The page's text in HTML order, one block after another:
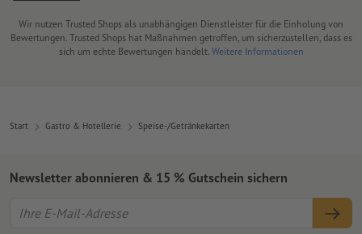
Wir nutzen Trusted Shops als unabhängigen Dienstleister für die Einholung von
Bewertungen. Trusted Shops hat Maßnahmen getroffen, um sicherzustellen, dass es
sich um echte Bewertungen handelt. Weitere Informationen
Start Gastro & Hotellerie Speise-/Getränkekarten
Newsletter abonnieren & 15 % Gutschein sichern